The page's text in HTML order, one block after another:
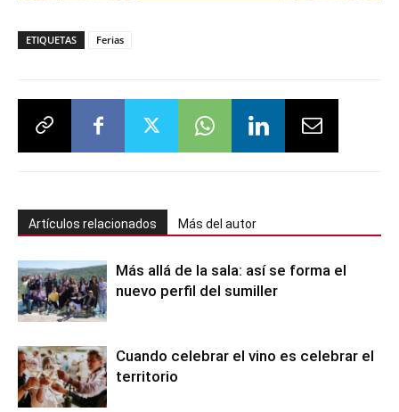
ETIQUETAS Ferias
Artículos relacionados Más del autor
Más allá de la sala: así se forma el
nuevo perfil del sumiller
Cuando celebrar el vino es celebrar el
territorio